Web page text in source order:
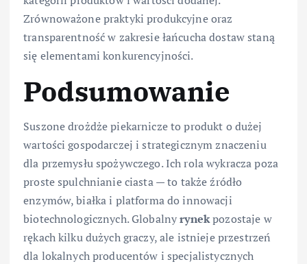
Zrównoważone praktyki produkcyjne oraz
transparentność w zakresie łańcucha dostaw staną
się elementami konkurencyjności.
Podsumowanie
Suszone drożdże piekarnicze to produkt o dużej
wartości gospodarczej i strategicznym znaczeniu
dla przemysłu spożywczego. Ich rola wykracza poza
proste spulchnianie ciasta — to także źródło
enzymów, białka i platforma do innowacji
biotechnologicznych. Globalnyrynekpozostaje w
rękach kilku dużych graczy, ale istnieje przestrzeń
dla lokalnych producentów i specjalistycznych